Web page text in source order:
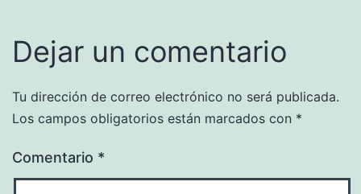
Dejar un comentario
Tu dirección de correo electrónico no será publicada.
Los campos obligatorios están marcados con *
Comentario *